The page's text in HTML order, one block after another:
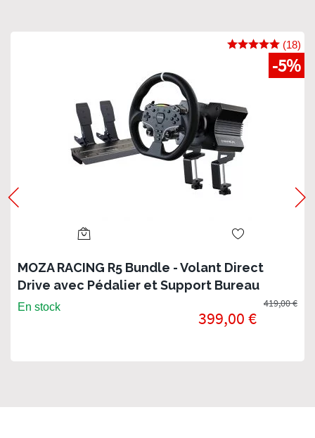
-5%
MOZA RACING R5 Bundle - Volant Direct
Drive avec Pédalier et Support Bureau
(18)
En stock
399,00 €
419,00 €